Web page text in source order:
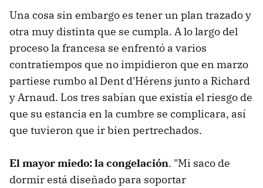
Una cosa sin embargo es tener un plan trazado y
otra muy distinta que se cumpla. A lo largo del
proceso la francesa se enfrentó a varios
contratiempos que no impidieron que en marzo
partiese rumbo al Dent d'Hérens junto a Richard
y Arnaud. Los tres sabían que existía el riesgo de
que su estancia en la cumbre se complicara, así
que tuvieron que ir bien pertrechados.
El mayor miedo: la congelación. "Mi saco de
dormir está diseñado para soportar